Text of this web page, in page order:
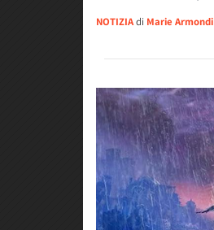
NOTIZIAdi Marie Armondi